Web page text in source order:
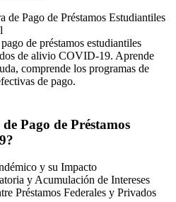
de Pago de Préstamos Estudiantiles
de préstamos estudiantiles
de alivio COVID-19. Aprende
comprende los programas de
de pago.
Pago de Préstamos
y su Impacto
y Acumulación de Intereses
Préstamos Federales y Privados